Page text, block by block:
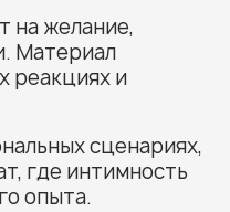
на желание,
Материал
реакциях и
сценариях,
где интимность
опыта.